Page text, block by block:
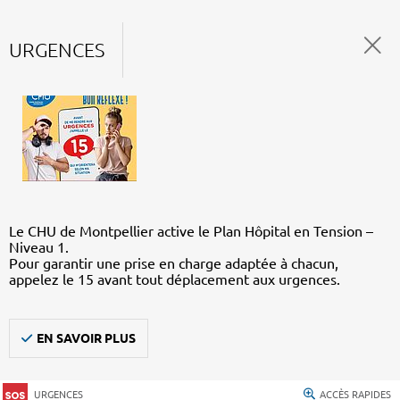
URGENCES
Le CHU de Montpellier active le Plan Hôpital en Tension –
Niveau 1.
Pour garantir une prise en charge adaptée à chacun,
appelez le 15 avant tout déplacement aux urgences.
EN SAVOIR PLUS
URGENCES ACCÈS RAPIDES